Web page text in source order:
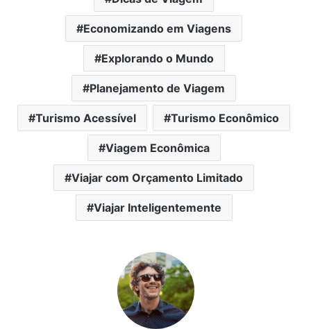
Economizando em Viagens
Explorando o Mundo
Planejamento de Viagem
Turismo Acessível Turismo Econômico
Viagem Econômica
Viajar com Orçamento Limitado
Viajar Inteligentemente